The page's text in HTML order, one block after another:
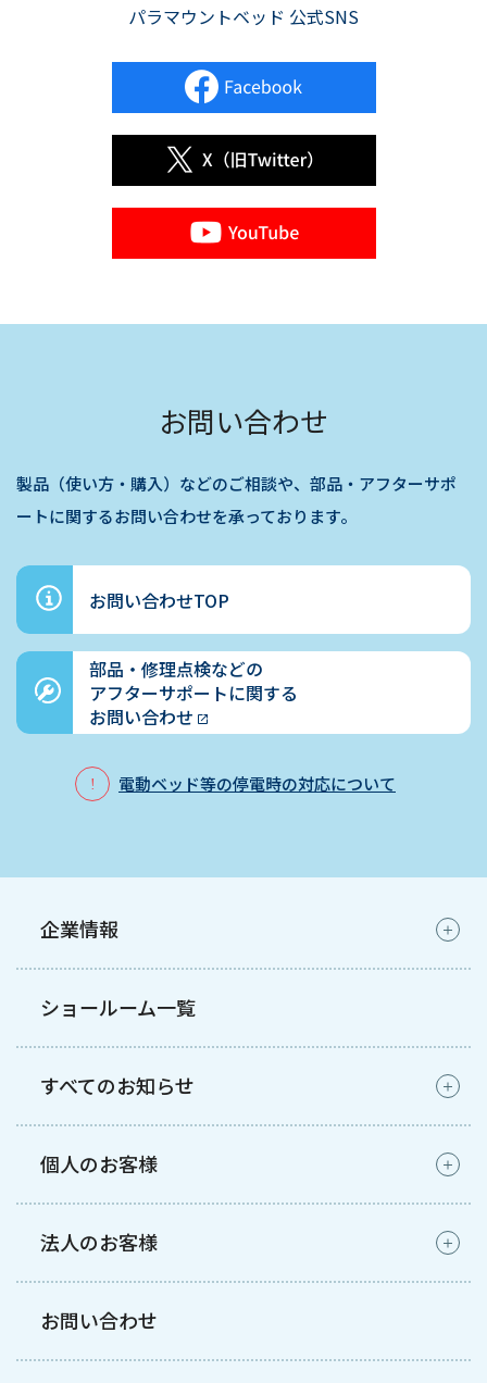
パラマウントベッド 公式SNS
お問い合わせ
製品（使い方・購入）などのご相談や、部品・アフターサポ
ートに関するお問い合わせを承っております。
お問い合わせTOP
部品・修理点検などの
アフターサポートに関する
お問い合わせ
電動ベッド等の停電時の対応について
企業情報
ショールーム一覧
すべてのお知らせ
個人のお客様
法人のお客様
お問い合わせ